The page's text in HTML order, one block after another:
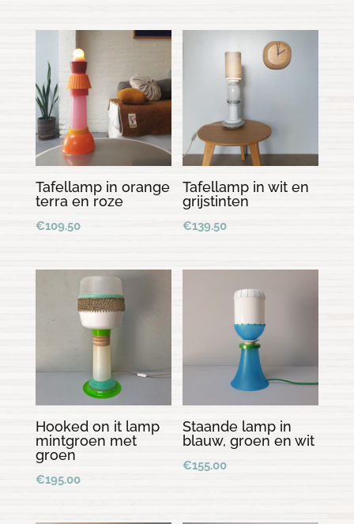
Tafellamp in orange
terra en roze
€109.50
Tafellamp in wit en
grijstinten
€139.50
Hooked on it lamp
mintgroen met
groen
€195.00
Staande lamp in
blauw, groen en wit
€155.00